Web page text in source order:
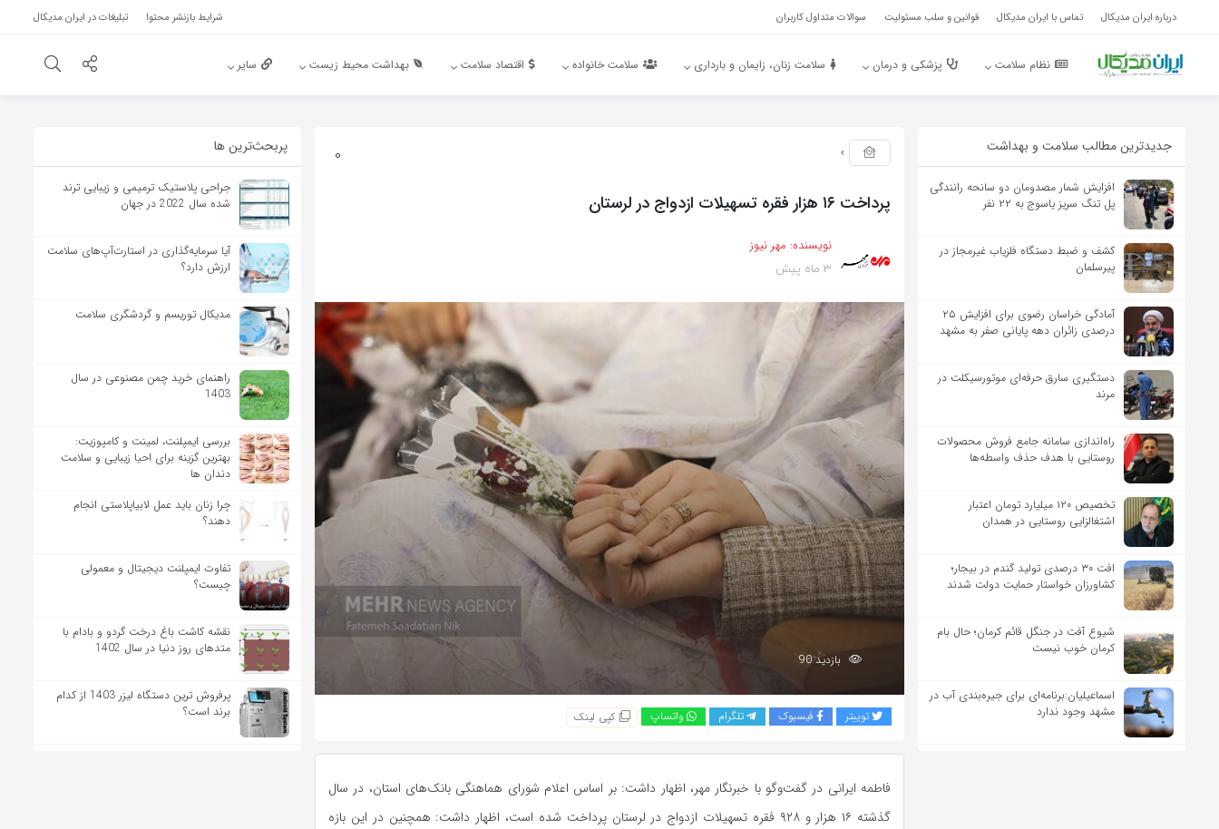
درباره ایران مدیکال تماس با ایران مدیکال قوانین و سلب مسئولیت سوالات متداول کاربران شرایط بازنشر محتوا تبلیغات در ایران مدیکال
نظام سلامت پزشکی و درمان سلامت زنان، زایمان و بارداری سلامت خانواده اقتصاد سلامت بهداشت محیط زیست سایر
جدیدترین مطالب سلامت و بهداشت
افزایش شمار مصدومان دو سانحه رانندگی
پل تنگ سریز یاسوج به ۲۲ نفر
کشف و ضبط دستگاه فلزیاب غیرمجاز در
پیرسلمان
آمادگی خراسان رضوی برای افزایش ۲۵
درصدی زائران دهه پایانی صفر به مشهد
دستگیری سارق حرفه‌ای موتورسیکلت در
مرند
راه‌اندازی سامانه جامع فروش محصولات
روستایی با هدف حذف واسطه‌ها
تخصیص ۱۲۰ میلیارد تومان اعتبار
اشتغالزایی روستایی در همدان
افت ۳۰ درصدی تولید گندم در بیجار؛
کشاورزان خواستار حمایت دولت شدند
شیوع آفت در جنگل قائم کرمان؛ حال بام
کرمان خوب نیست
اسماعیلیان:برنامه‌ای برای جیره‌بندی آب در
مشهد وجود ندارد
0
پرداخت ۱۶ هزار فقره تسهیلات ازدواج در لرستان
نویسنده: مهر نیوز
3 ماه پیش
بازدید 90
توییتر فیسبوک تلگرام واتساپ کپی لینک
فاطمه ایرانی در گفت‌وگو با خبرنگار مهر، اظهار داشت: بر اساس اعلام شورای هماهنگی بانک‌های استان، در سال
گذشته ۱۶ هزار و ۹۲۸ فقره تسهیلات ازدواج در لرستان پرداخت شده است، اظهار داشت: همچنین در این بازه
پربحث‌‌ترین ها
جراحی پلاستیک ترمیمی و زیبایی ترند
شده سال 2022 در جهان
آیا سرمایه‌گذاری در استارت‌آپ‌های سلامت
ارزش دارد؟
مدیکال توریسم و گردشگری سلامت
راهنمای خرید چمن مصنوعی در سال
1403
بررسی ایمپلنت، لمینت و کامپوزیت:
بهترین گزینه برای احیا زیبایی و سلامت
دندان ها
چرا زنان باید عمل لابیاپلاستی انجام
دهند؟
تفاوت ایمپلنت دیجیتال و معمولی
چیست؟
نقشه کاشت باغ درخت گردو و بادام با
متدهای روز دنیا در سال 1402
پرفروش ترین دستگاه لیزر 1403 از کدام
برند است؟